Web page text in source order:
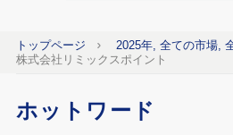
トップページ
2025年, 全ての市場,
株式会社リミックスポイント
ホットワード